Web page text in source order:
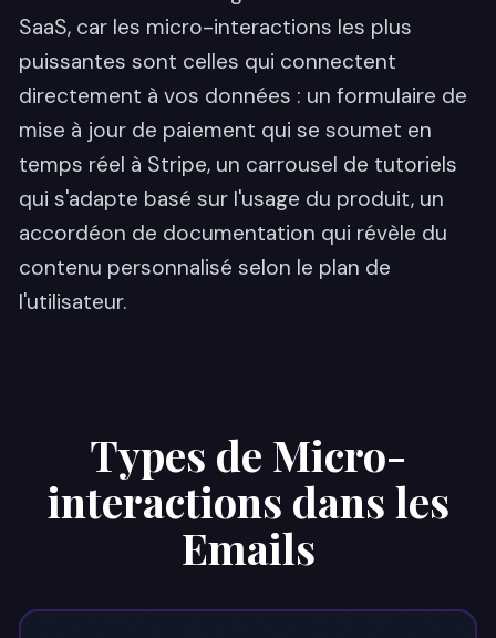
SaaS, car les micro-interactions les plus
puissantes sont celles qui connectent
directement à vos données : un formulaire de
mise à jour de paiement qui se soumet en
temps réel à Stripe, un carrousel de tutoriels
qui s'adapte basé sur l'usage du produit, un
accordéon de documentation qui révèle du
contenu personnalisé selon le plan de
l'utilisateur.
Types de Micro-
interactions dans les
Emails